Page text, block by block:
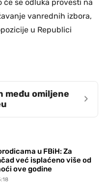
će se odluka provesti na
vanrednih izbora,
u Republici
među omiljene
›
u FBiH: Za
već isplaćeno više od
ove godine